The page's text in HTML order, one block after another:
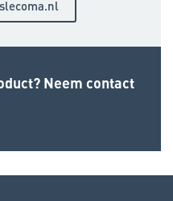
Neem contact